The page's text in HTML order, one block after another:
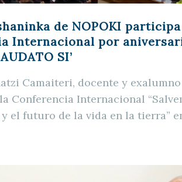
de NOPOKI
Internacional por
SI’
Camaiteri, docente y exalumno
Conferencia Internacional
y el futuro de la vida en la tierra”